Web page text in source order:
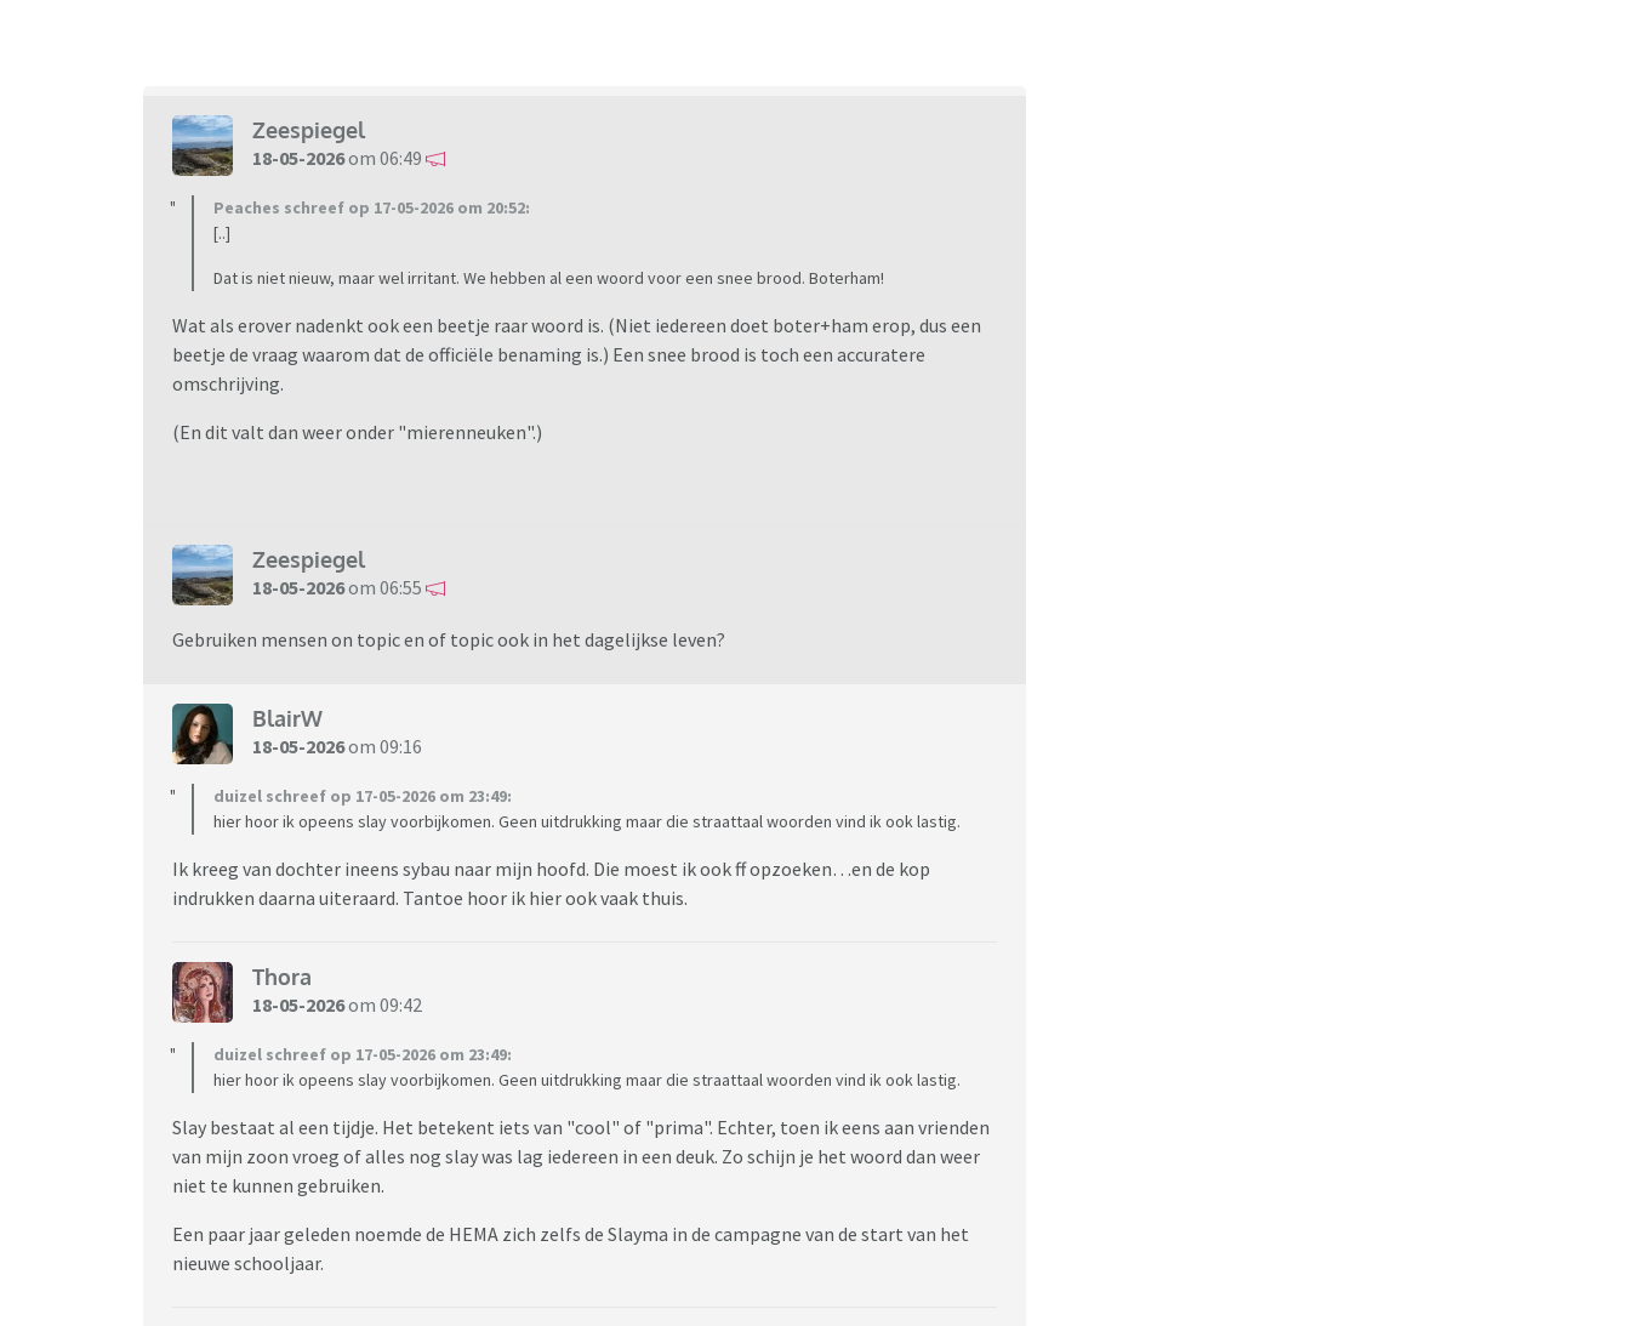
Zeespiegel
18-05-2026om 06:49
Peaches schreef op 17-05-2026 om 20:52:
[..]
Dat is niet nieuw, maar wel irritant. We hebben al een woord voor een snee brood. Boterham!
Wat als erover nadenkt ook een beetje raar woord is. (Niet iedereen doet boter+ham erop, dus een
beetje de vraag waarom dat de officiële benaming is.) Een snee brood is toch een accuratere
omschrijving.
(En dit valt dan weer onder "mierenneuken".)
Zeespiegel
18-05-2026om 06:55
Gebruiken mensen on topic en of topic ook in het dagelijkse leven?
BlairW
18-05-2026om 09:16
duizel schreef op 17-05-2026 om 23:49:
hier hoor ik opeens slay voorbijkomen. Geen uitdrukking maar die straattaal woorden vind ik ook lastig.
Ik kreeg van dochter ineens sybau naar mijn hoofd. Die moest ik ook ff opzoeken…en de kop
indrukken daarna uiteraard. Tantoe hoor ik hier ook vaak thuis.
Thora
18-05-2026om 09:42
duizel schreef op 17-05-2026 om 23:49:
hier hoor ik opeens slay voorbijkomen. Geen uitdrukking maar die straattaal woorden vind ik ook lastig.
Slay bestaat al een tijdje. Het betekent iets van "cool" of "prima". Echter, toen ik eens aan vrienden
van mijn zoon vroeg of alles nog slay was lag iedereen in een deuk. Zo schijn je het woord dan weer
niet te kunnen gebruiken.
Een paar jaar geleden noemde de HEMA zich zelfs de Slayma in de campagne van de start van het
nieuwe schooljaar.